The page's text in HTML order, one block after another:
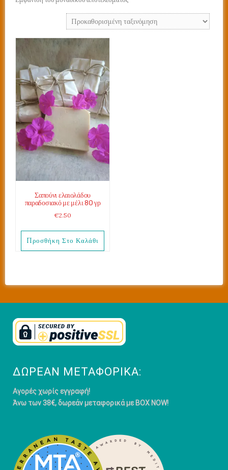
Σαπούνι ελαιολάδου
παραδοσιακό με μέλι 80 γρ
€2.50
Προσθήκη Στο Καλάθι
ΔΩΡΕΆΝ ΜΕΤΑΦΟΡΙΚΆ:
Αγορές χωρίς εγγραφή!
Άνω των 38€, δωρεάν μεταφορικά με BOX NOW!